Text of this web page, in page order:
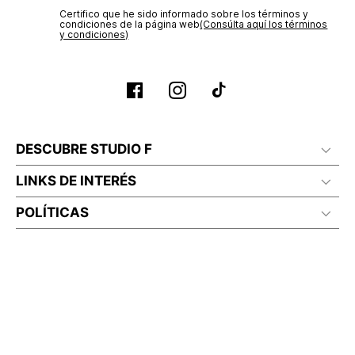
Certifico que he sido informado sobre los términos y
condiciones de la página web‎(Consúlta aquí los términos
y condiciones)
DESCUBRE STUDIO F
LINKS DE INTERÉS
POLÍTICAS